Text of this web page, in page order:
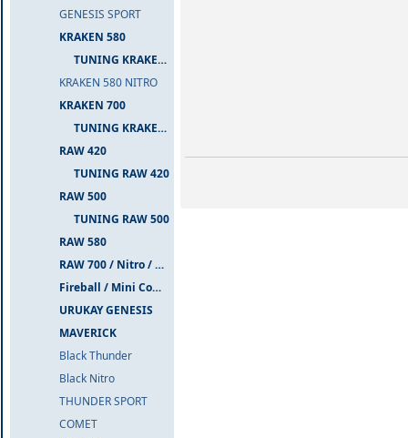
GENESIS SPORT
KRAKEN 580
TUNING KRAKEN 580
KRAKEN 580 NITRO
KRAKEN 700
TUNING KRAKEN 700
RAW 420
TUNING RAW 420
RAW 500
TUNING RAW 500
RAW 580
RAW 700 / Nitro / PIUMA
Fireball / Mini Comet
URUKAY GENESIS
MAVERICK
Black Thunder
Black Nitro
THUNDER SPORT
COMET